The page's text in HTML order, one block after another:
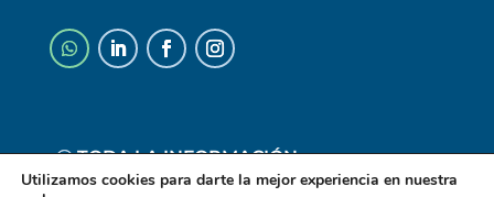
TODA LA INFORMACIÓN
Utilizamos cookies para darte la mejor experiencia en nuestra